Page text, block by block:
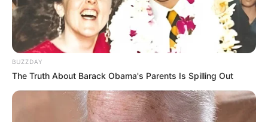
BUZZDAY
The Truth About Barack Obama's Parents Is Spilling Out